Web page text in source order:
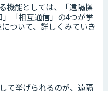
機能としては、「遠隔操
「相互通信」の4つが挙
ついて、詳しくみていき
て挙げられるのが、遠隔